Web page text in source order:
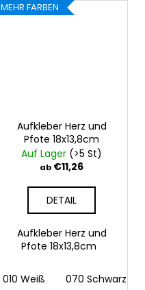
deutsch englisch
MEHR FARBEN
Aufkleber Herz und
Pfote 18x13,8cm
Auf Lager (>5 St)
ab €11,26
DETAIL
Aufkleber Herz und
Pfote 18x13,8cm
010 Weiß 070 Schwarz